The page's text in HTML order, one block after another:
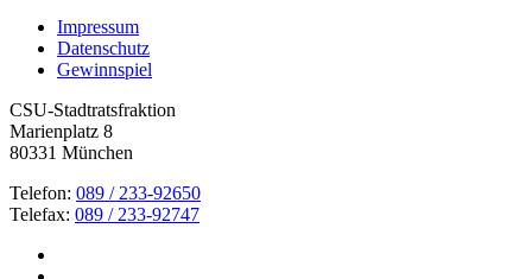
Impressum
Datenschutz
Gewinnspiel
CSU-Stadtratsfraktion
Marienplatz 8
80331 München
Telefon: 089 / 233-92650
Telefax: 089 / 233-92747